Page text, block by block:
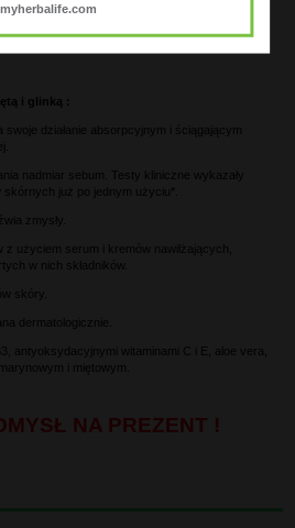
myherbalife.com
antyoksydacyjnymi witaminami C i E, aloe vera,
i glinką :
działanie absorpcyjnym i ściągającym
nadmiar sebum. Testy kliniczne wykazały
już po jednym użyciu*.
zmysły.
użyciem serum i kremów nawilżających,
w nich składników.
skóry.
dermatologicznie.
antyoksydacyjnymi witaminami C i E, aloe vera,
i miętowym.
NA PREZENT !